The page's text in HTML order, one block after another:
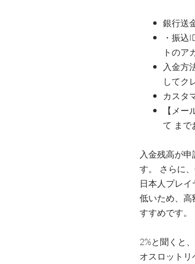
銀行送
・振込
トのア
入金方
してク
カスタ
【メ
て まで
入金残高が
す。 さらに
日本人プレ
低いため、
すすめです。
2%と聞くと
オスロット